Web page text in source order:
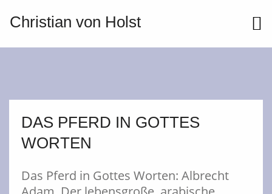
Christian von Holst
DAS PFERD IN GOTTES
WORTEN
Das Pferd in Gottes Worten: Albrecht